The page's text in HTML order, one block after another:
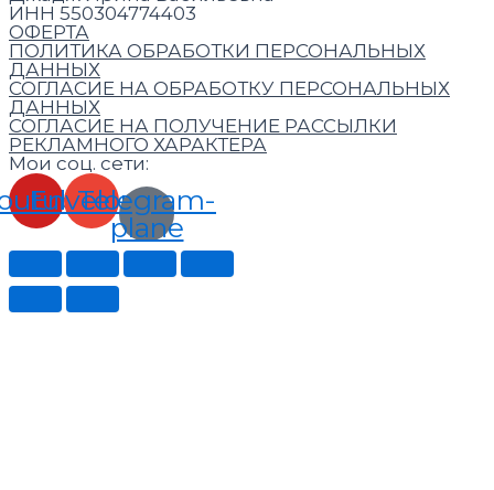
ИНН 550304774403
ОФЕРТА
ПОЛИТИКА ОБРАБОТКИ ПЕРСОНАЛЬНЫХ
ДАННЫХ
СОГЛАСИЕ НА ОБРАБОТКУ ПЕРСОНАЛЬНЫХ
ДАННЫХ
СОГЛАСИЕ НА ПОЛУЧЕНИЕ РАССЫЛКИ
РЕКЛАМНОГО ХАРАКТЕРА
Мои соц. сети:
Envelope
Telegram-
plane